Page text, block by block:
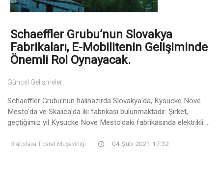
Schaeffler Grubu’nun Slovakya
Fabrikaları, E-Mobilitenin Gelişiminde
Önemli Rol Oynayacak.
Güncel Gelişmeler
Schaeffler Grubu’nun halihazırda Slovakya'da, Kysucke Nove
Mesto'da ve Skalica'da iki fabrikası bulunmaktadır. Şirket,
geçtiğimiz yıl Kysucke Nove Mesto'daki fabrikasında elektrikli ...
Bratislava Ticaret Müşavirliği 04 Şub 2021 17:32